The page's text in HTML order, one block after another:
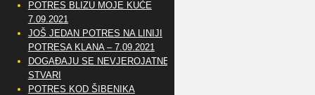
POTRES BLIZU MOJE KUĆE
7.09.2021
JOŠ JEDAN POTRES NA LINIJI
POTRESA KLANA – 7.09.2021
DOGAĐAJU SE NEVJEROJATNE
STVARI
POTRES KOD ŠIBENIKA